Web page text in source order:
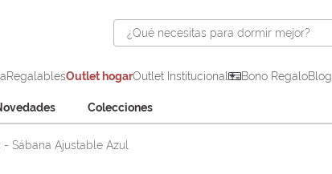
¿Qué necesitas para dormir mejor?
RegalablesOutlet hogarOutlet Institucional Bono RegaloBlog
Colecciones
Sábana Ajustable Azul